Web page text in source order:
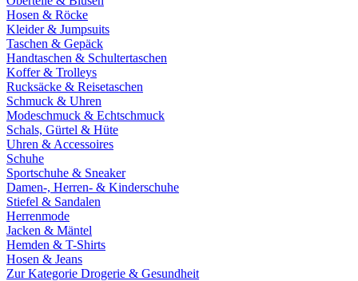
Hosen & Röcke
Kleider & Jumpsuits
Taschen & Gepäck
Handtaschen & Schultertaschen
Koffer & Trolleys
Rucksäcke & Reisetaschen
Schmuck & Uhren
Modeschmuck & Echtschmuck
Schals, Gürtel & Hüte
Uhren & Accessoires
Schuhe
Sportschuhe & Sneaker
Damen-, Herren- & Kinderschuhe
Stiefel & Sandalen
Herrenmode
Jacken & Mäntel
Hemden & T-Shirts
Hosen & Jeans
Zur Kategorie Drogerie & Gesundheit